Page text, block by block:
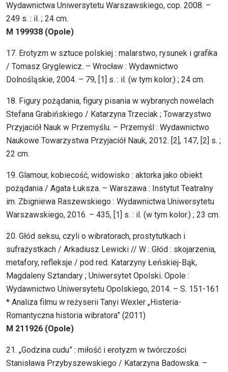
Wydawnictwa Uniwersytetu Warszawskiego, cop. 2008. –
249 s. : il. ; 24 cm.
M 199938 (Opole)
17. Erotyzm w sztuce polskiej : malarstwo, rysunek i grafika
/ Tomasz Gryglewicz. – Wrocław : Wydawnictwo
Dolnośląskie, 2004. – 79, [1] s. : il. (w tym kolor.) ; 24 cm.
18. Figury pożądania, figury pisania w wybranych nowelach
Stefana Grabińskiego / Katarzyna Trzeciak ; Towarzystwo
Przyjaciół Nauk w Przemyślu. – Przemyśl : Wydawnictwo
Naukowe Towarzystwa Przyjaciół Nauk, 2012. [2], 147, [2] s. ;
22 cm.
19. Glamour, kobiecość, widowisko : aktorka jako obiekt
pożądania / Agata Łuksza. – Warszawa : Instytut Teatralny
im. Zbigniewa Raszewskiego : Wydawnictwa Uniwersytetu
Warszawskiego, 2016. – 435, [1] s. : il. (w tym kolor.) ; 23 cm.
20. Głód seksu, czyli o wibratorach, prostytutkach i
sufrażystkach / Arkadiusz Lewicki // W : Głód : skojarzenia,
metafory, refleksje / pod red. Katarzyny Łeńskiej-Bąk,
Magdaleny Sztandary ; Uniwersytet Opolski. Opole :
Wydawnictwo Uniwersytetu Opolskiego, 2014. – S. 151-161
* Analiza filmu w reżyserii Tanyi Wexler „Histeria-
Romantyczna historia wibratora” (2011)
M 211926 (Opole)
21. „Godzina cudu” : miłość i erotyzm w twórczości
Stanisława Przybyszewskiego / Katarzyna Badowska. –